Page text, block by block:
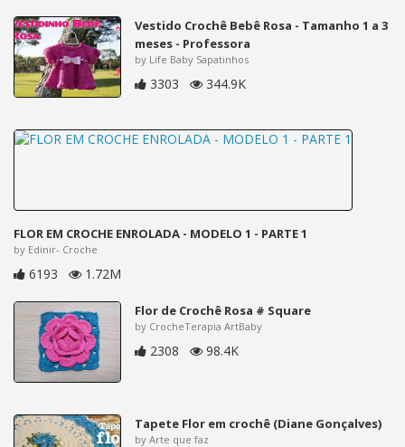
Vestido Crochê Bebê Rosa - Tamanho 1 a 3
meses - Professora
by Life Baby Sapatinhos
3303 344.9K
FLOR EM CROCHE ENROLADA - MODELO 1 - PARTE 1
by Edinir- Croche
6193 1.72M
Flor de Crochê Rosa # Square
by CrocheTerapia ArtBaby
2308 98.4K
Tapete Flor em crochê (Diane Gonçalves)
by Arte que faz